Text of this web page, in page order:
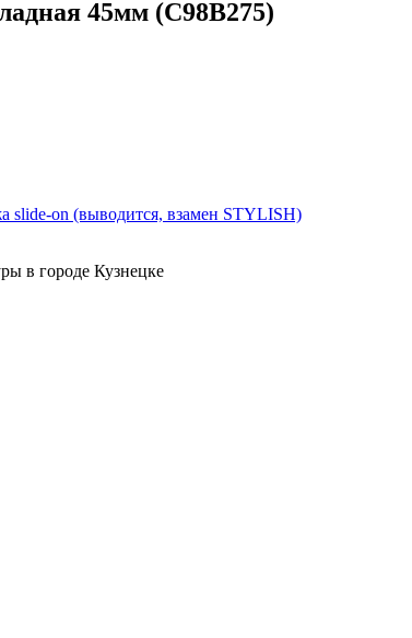
45мм (C98B275)
on (выводится, взамен STYLISH)
в городе Кузнецке